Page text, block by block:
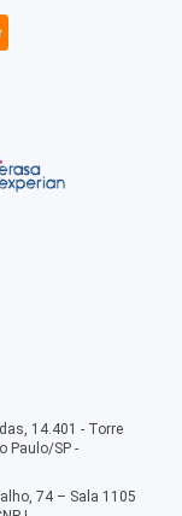
14.401 - Torre
Paulo/SP -
74 – Sala 1105